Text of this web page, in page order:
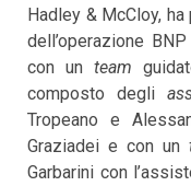
Hadley & McCloy,
dell’operazione
con un team
composto degli
Tropeano e
Graziadei e con un
Garbarini con